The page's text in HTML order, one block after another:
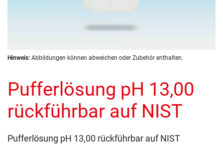
Zum
Bildergalerie
springen
Hinweis: Abbildungen können abweichen oder Zubehör enthalten.
Pufferlösung pH 13,00
rückführbar auf NIST
Pufferlösung pH 13,00 rückführbar auf NIST